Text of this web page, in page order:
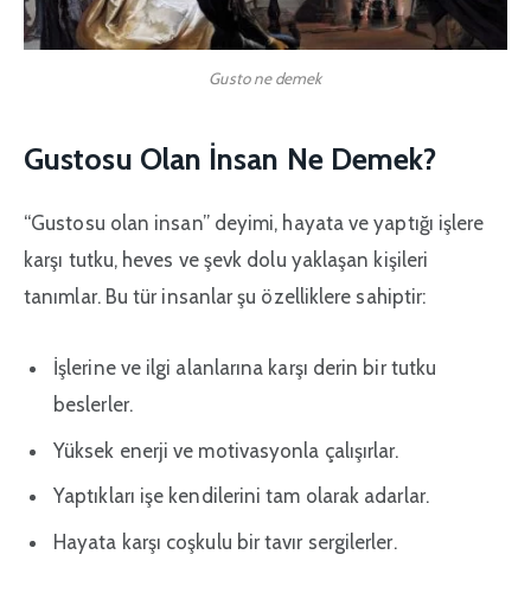
Gusto ne demek
Gustosu Olan İnsan Ne Demek?
“Gustosu olan insan” deyimi, hayata ve yaptığı işlere
karşı tutku, heves ve şevk dolu yaklaşan kişileri
tanımlar. Bu tür insanlar şu özelliklere sahiptir:
İşlerine ve ilgi alanlarına karşı derin bir tutku
beslerler.
Yüksek enerji ve motivasyonla çalışırlar.
Yaptıkları işe kendilerini tam olarak adarlar.
Hayata karşı coşkulu bir tavır sergilerler.